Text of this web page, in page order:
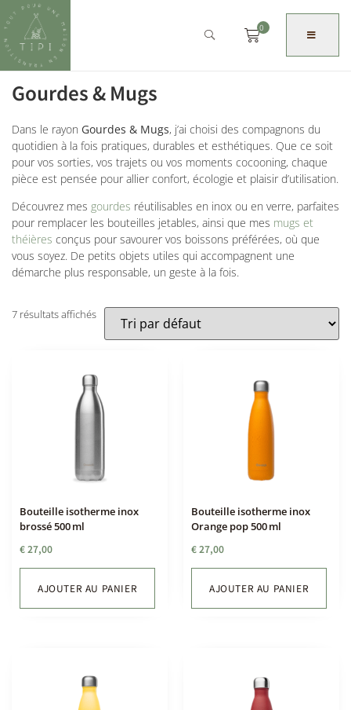
0
Gourdes & Mugs
Dans le rayon Gourdes & Mugs, j’ai choisi des compagnons du
quotidien à la fois pratiques, durables et esthétiques. Que ce soit
pour vos sorties, vos trajets ou vos moments cocooning, chaque
pièce est pensée pour allier confort, écologie et plaisir d’utilisation.
Découvrez mes gourdes réutilisables en inox ou en verre, parfaites
pour remplacer les bouteilles jetables, ainsi que mes mugs et
théières conçus pour savourer vos boissons préférées, où que
vous soyez. De petits objets utiles qui accompagnent une
démarche plus responsable, un geste à la fois.
7 résultats affichés
Bouteille isotherme inox
brossé 500 ml
€27,00
AJOUTER AU PANIER
Bouteille isotherme inox
Orange pop 500 ml
€27,00
AJOUTER AU PANIER